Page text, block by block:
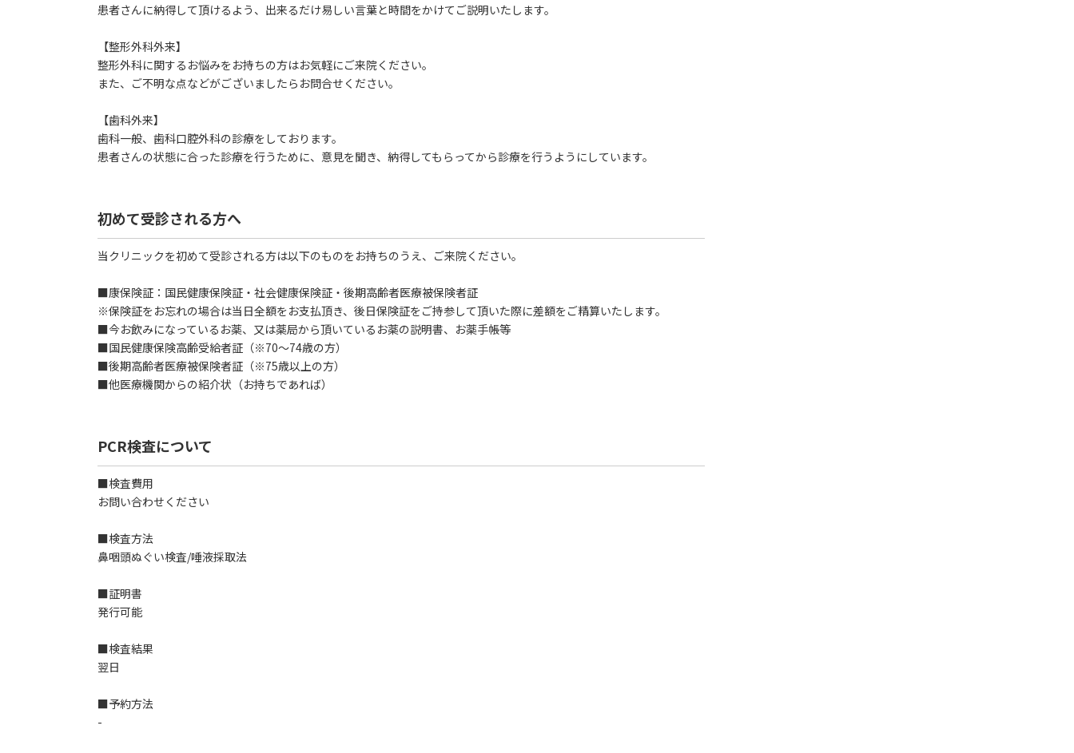
患者さんに納得して頂けるよう、出来るだけ易しい言葉と時間をかけてご説明いたします。
【整形外科外来】
整形外科に関するお悩みをお持ちの方はお気軽にご来院ください。
また、ご不明な点などがございましたらお問合せください。
【歯科外来】
歯科一般、歯科口腔外科の診療をしております。
患者さんの状態に合った診療を行うために、意見を聞き、納得してもらってから診療を行うようにしています。
初めて受診される方へ
当クリニックを初めて受診される方は以下のものをお持ちのうえ、ご来院ください。
■康保険証：国民健康保険証・社会健康保険証・後期高齢者医療被保険者証
※保険証をお忘れの場合は当日全額をお支払頂き、後日保険証をご持参して頂いた際に差額をご精算いたします。
■今お飲みになっているお薬、又は薬局から頂いているお薬の説明書、お薬手帳等
■国民健康保険高齢受給者証（※70～74歳の方）
■後期高齢者医療被保険者証（※75歳以上の方）
■他医療機関からの紹介状（お持ちであれば）
PCR検査について
■検査費用
お問い合わせください
■検査方法
鼻咽頭ぬぐい検査/唾液採取法
■証明書
発行可能
■検査結果
翌日
■予約方法
-